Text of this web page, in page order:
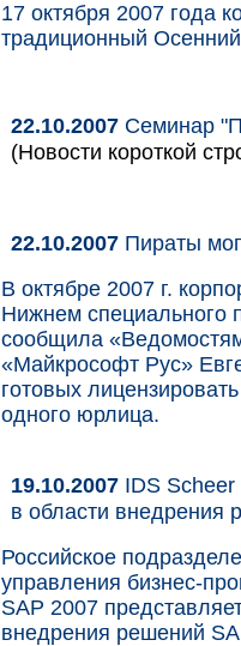
17 октября 2007 года
традиционный
22.10.2007 Семинар
(Новости короткой
22.10.2007 Пираты
В октябре 2007 г.
Нижнем специального
сообщила
«Майкрософт Рус»
готовых
одного юрлица.
19.10.2007 IDS Scheer
в области внедрения
Российское
управления бизнес-
SAP 2007
внедрения решений